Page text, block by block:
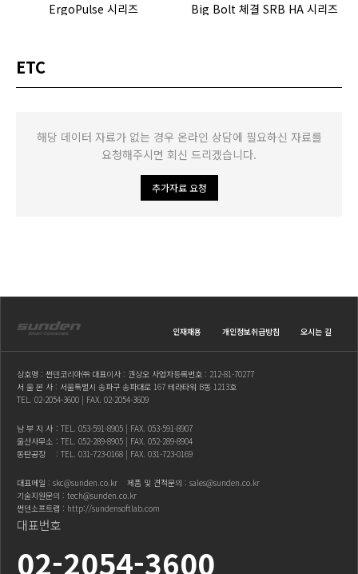
ErgoPulse 시리즈 Big Bolt 체결 SRB HA 시리즈
ETC
해당 데이터 자료가 없는 경우 온라인 상담에 필요하신 자료를
요청해주시면 회신 드리겠습니다.
추가자료 요청
인재채용 개인정보취급방침 오시는 길
상호명 : 썬덴코리아㈜ 대표이사 : 권상오 사업자등록번호 : 212-81-70277
서 울 본 사 : 서울특별시 송파구 송파대로 167 테라타워 B동 1213호
TEL. 02-2054-3600 | FAX. 02-2054-3609
남 부 지 사 : TEL. 053-591-8905 | FAX. 053-591-8907
울산사무소 : TEL. 052-289-8905 | FAX. 052-289-8904
동탄공장
: TEL. 031-723-0168 | FAX. 031-723-0169
대표메일 : skc@sunden.co.kr 제품 및 견적문의 : sales@sunden.co.kr
기술지원문의 : tech@sunden.co.kr
썬덴소프트랩 : http://sundensoftlab.com
대표번호
02-2054-3600